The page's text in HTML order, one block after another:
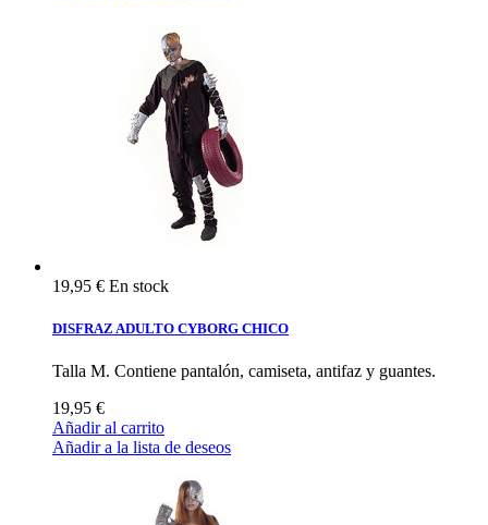
19,95 € En stock
DISFRAZ ADULTO CYBORG CHICO
Talla M. Contiene pantalón, camiseta, antifaz y guantes.
19,95 €
Añadir al carrito
Añadir a la lista de deseos